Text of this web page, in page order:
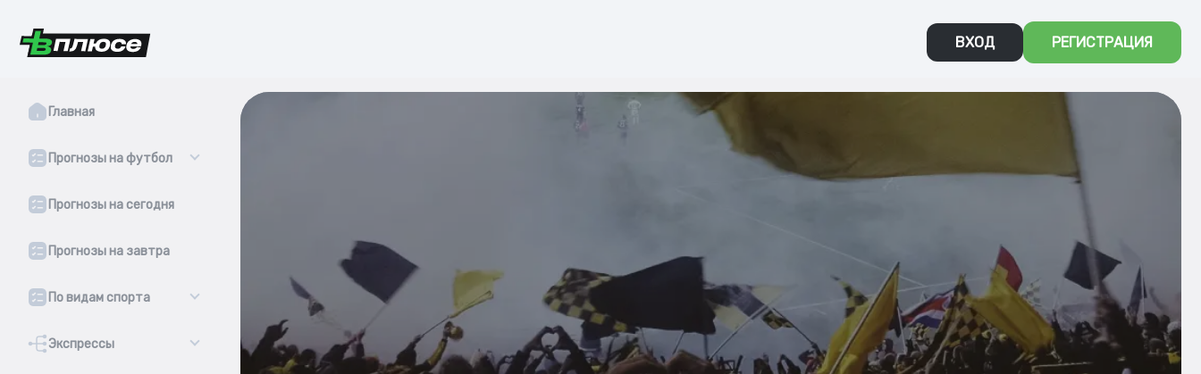
ВХОД РЕГИСТРАЦИЯ
Главная
Прогнозы на футбол
Прогнозы на сегодня
Прогнозы на завтра
По видам спорта
Экспрессы